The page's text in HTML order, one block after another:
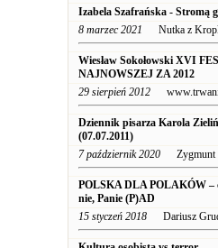
Izabela Szafrańska - Stromą
8 marzec 2021 Nutka z
Wiesław Sokołowski XVI
NAJNOWSZEJ ZA 2012
29 sierpień 2012
Dziennik pisarza Karola
(07.07.2011)
7 październik 2020 Zygmunt
POLSKA DLA POLAKÓW –
nie, Panie (P)AD
15 styczeń 2018 Dariusz